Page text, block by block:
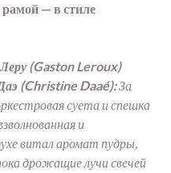
рамой — в стиле
(Gaston Leroux)
(Christine Daaé):За
суета и спешка
и
витал аромат пудры,
дрожащие лучи свечей